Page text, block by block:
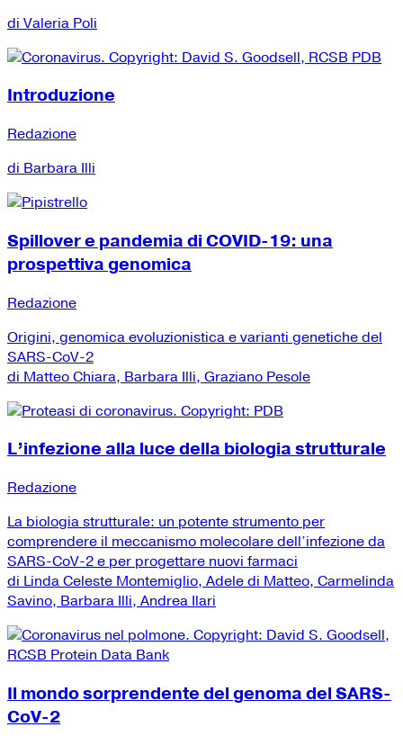
di Valeria Poli
Introduzione
Redazione
di Barbara Illi
Spillover e pandemia di COVID-19: una
prospettiva genomica
Redazione
Origini, genomica evoluzionistica e varianti genetiche del
SARS-CoV-2
di Matteo Chiara, Barbara Illi, Graziano Pesole
L’infezione alla luce della biologia strutturale
Redazione
La biologia strutturale: un potente strumento per
comprendere il meccanismo molecolare dell’infezione da
SARS-CoV-2 e per progettare nuovi farmaci
di Linda Celeste Montemiglio, Adele di Matteo, Carmelinda
Savino, Barbara Illi, Andrea Ilari
Il mondo sorprendente del genoma del SARS-
CoV-2